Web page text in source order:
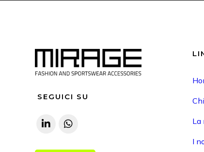
SEGUICI SU
La
I